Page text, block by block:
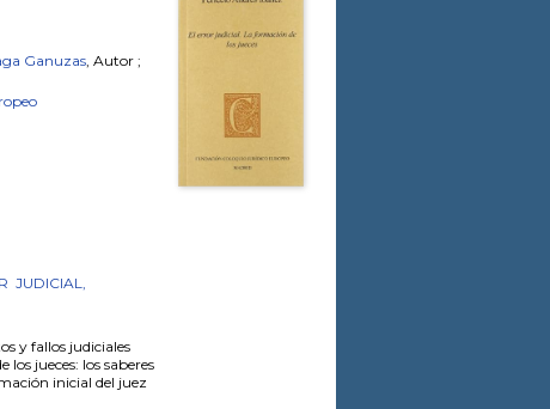
Ganuzas, Autor ;
JUDICIAL,
y fallos judiciales
jueces: los saberes
inicial del juez